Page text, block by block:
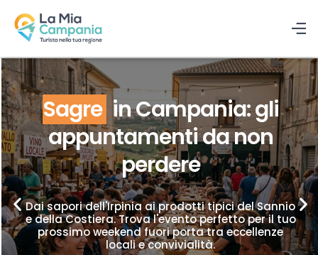
Sagre in Campania: gli
appuntamenti da non
perdere
Dai sapori dell'Irpinia ai prodotti tipici del Sannio
e della Costiera. Trova l'evento perfetto per il tuo
prossimo weekend fuori porta tra eccellenze
locali e convivialità.